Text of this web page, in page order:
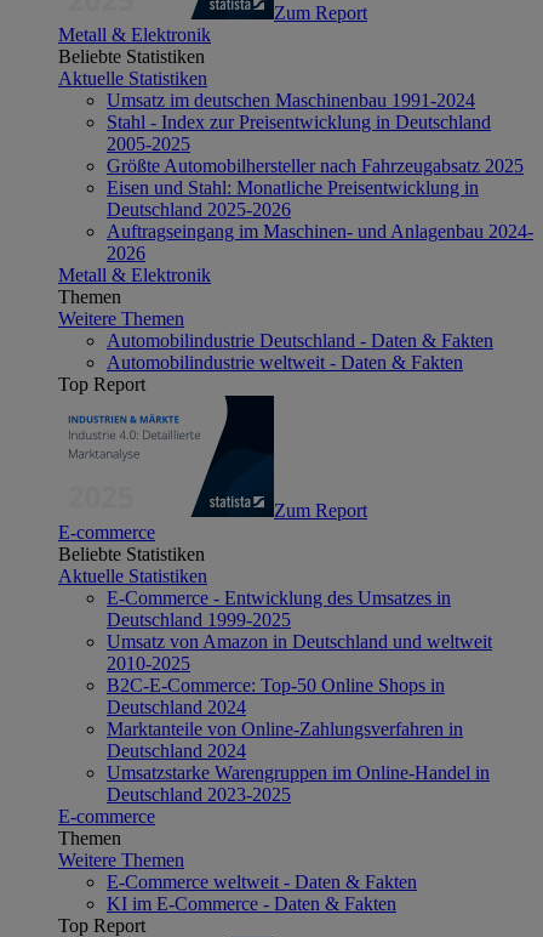
Zum Report
Metall & Elektronik
Beliebte Statistiken
Aktuelle Statistiken
Umsatz im deutschen Maschinenbau 1991-2024
Stahl - Index zur Preisentwicklung in Deutschland
2005-2025
Größte Automobilhersteller nach Fahrzeugabsatz 2025
Eisen und Stahl: Monatliche Preisentwicklung in
Deutschland 2025-2026
Auftragseingang im Maschinen- und Anlagenbau 2024-
2026
Metall & Elektronik
Themen
Weitere Themen
Automobilindustrie Deutschland - Daten & Fakten
Automobilindustrie weltweit - Daten & Fakten
Top Report
Zum Report
E-commerce
Beliebte Statistiken
Aktuelle Statistiken
E-Commerce - Entwicklung des Umsatzes in
Deutschland 1999-2025
Umsatz von Amazon in Deutschland und weltweit
2010-2025
B2C-E-Commerce: Top-50 Online Shops in
Deutschland 2024
Marktanteile von Online-Zahlungsverfahren in
Deutschland 2024
Umsatzstarke Warengruppen im Online-Handel in
Deutschland 2023-2025
E-commerce
Themen
Weitere Themen
E-Commerce weltweit - Daten & Fakten
KI im E-Commerce - Daten & Fakten
Top Report